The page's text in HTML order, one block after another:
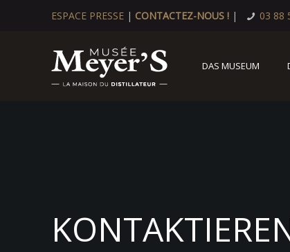
ESPACE PRESSE | CONTACTEZ-NOUS ! | 03 88
DAS MUSEUM